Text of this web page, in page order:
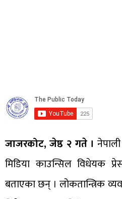
जाजरकोट, जेष्ठ २ गते ।
मिडिया काउन्सिल विधेयक
बताएका छन् । लोकतान्त्रिक